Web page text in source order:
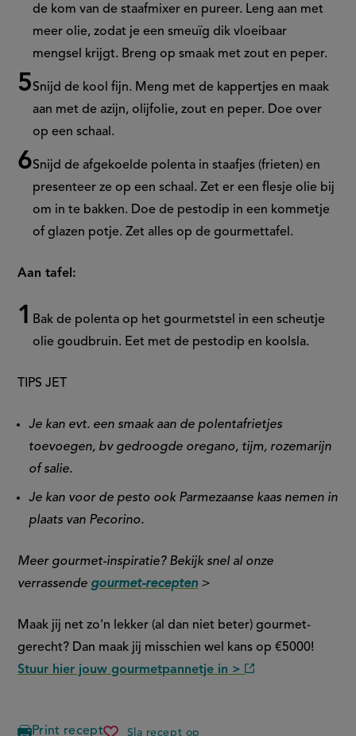
de kom van de staafmixer en pureer. Leng aan met
meer olie, zodat je een smeuïg dik vloeibaar
mengsel krijgt. Breng op smaak met zout en peper.
Snijd de kool fijn. Meng met de kappertjes en maak
aan met de azijn, olijfolie, zout en peper. Doe over
op een schaal.
Snijd de afgekoelde polenta in staafjes (frieten) en
presenteer ze op een schaal. Zet er een flesje olie bij
om in te bakken. Doe de pestodip in een kommetje
of glazen potje. Zet alles op de gourmettafel.
Aan tafel:
Bak de polenta op het gourmetstel in een scheutje
olie goudbruin. Eet met de pestodip en koolsla.
TIPS JET
Je kan evt. een smaak aan de polentafrietjes
toevoegen, bv gedroogde oregano, tijm, rozemarijn
of salie.
Je kan voor de pesto ook Parmezaanse kaas nemen in
plaats van Pecorino.
Meer gourmet-inspiratie? Bekijk snel al onze
verrassende gourmet-recepten >
Maak jij net zo'n lekker (al dan niet beter) gourmet-
gerecht? Dan maak jij misschien wel kans op €5000!
Stuur hier jouw gourmetpannetje in >(externe
Print recept Sla recept op